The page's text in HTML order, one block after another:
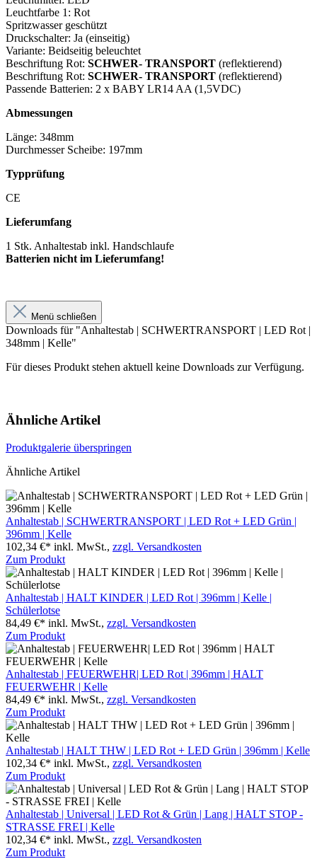
Leuchtfarbe 1: Rot
Spritzwasser geschützt
Druckschalter: Ja (einseitig)
Variante: Beidseitig beleuchtet
Beschriftung Rot: SCHWER- TRANSPORT (reflektierend)
Beschriftung Rot: SCHWER- TRANSPORT (reflektierend)
Passende Batterien: 2 x BABY LR14 AA (1,5VDC)
Abmessungen
Länge: 348mm
Durchmesser Scheibe: 197mm
Typprüfung
CE
Lieferumfang
1 Stk. Anhaltestab inkl. Handschlaufe
Batterien nicht im Lieferumfang!
Menü schließen
Downloads für "Anhaltestab | SCHWERTRANSPORT | LED Rot |
348mm | Kelle"
Für dieses Produkt stehen aktuell keine Downloads zur Verfügung.
Ähnliche Artikel
Produktgalerie überspringen
Ähnliche Artikel
Anhaltestab | SCHWERTRANSPORT | LED Rot + LED Grün |
396mm | Kelle
102,34 €* inkl. MwSt., zzgl. Versandkosten
Zum Produkt
Anhaltestab | HALT KINDER | LED Rot | 396mm | Kelle |
Schülerlotse
84,49 €* inkl. MwSt., zzgl. Versandkosten
Zum Produkt
Anhaltestab | FEUERWEHR| LED Rot | 396mm | HALT
FEUERWEHR | Kelle
84,49 €* inkl. MwSt., zzgl. Versandkosten
Zum Produkt
Anhaltestab | HALT THW | LED Rot + LED Grün | 396mm | Kelle
102,34 €* inkl. MwSt., zzgl. Versandkosten
Zum Produkt
Anhaltestab | Universal | LED Rot & Grün | Lang | HALT STOP -
STRASSE FREI | Kelle
102,34 €* inkl. MwSt., zzgl. Versandkosten
Zum Produkt